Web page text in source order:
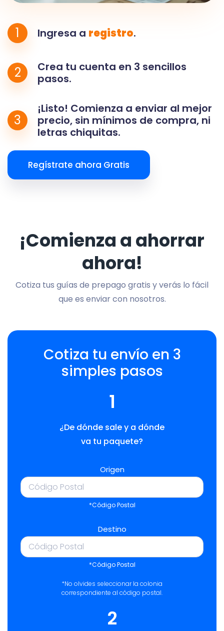
1 Ingresa a registro.
2
Crea tu cuenta en 3 sencillos
pasos.
3
¡Listo! Comienza a enviar al mejor
precio, sin mínimos de compra, ni
letras chiquitas.
Regístrate ahora Gratis
¡Comienza a ahorrar
ahora!
Cotiza tus guías de prepago gratis y verás lo fácil
que es enviar con nosotros.
Cotiza tu envío en 3
simples pasos
1
¿De dónde sale y a dónde
va tu paquete?
Origen
*Código Postal
Destino
*Código Postal
*No olvides seleccionar la colonia
correspondiente al código postal.
2